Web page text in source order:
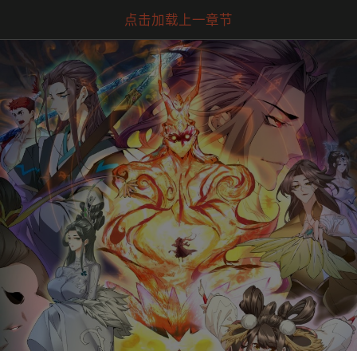
点击加载上一章节